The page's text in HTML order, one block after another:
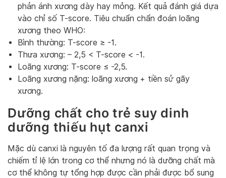
phản ánh xương dày hay mỏng. Kết quả đánh giá dựa
vào chỉ số T-score. Tiêu chuẩn chẩn đoán loãng
xương theo WHO:
Bình thường: T-score ≥ -1.
Thưa xương: – 2,5 < T-score < -1.
Loãng xương: T-score ≤ -2,5.
Loãng xương nặng: loãng xương + tiền sử gãy
xương.
Dưỡng chất cho trẻ suy dinh
dưỡng thiếu hụt canxi
Mặc dù canxi là nguyên tố đa lượng rất quan trọng và
chiếm tỉ lệ lớn trong cơ thể nhưng nó là dưỡng chất mà
cơ thể không tự tổng hợp được cần phải được bổ sung